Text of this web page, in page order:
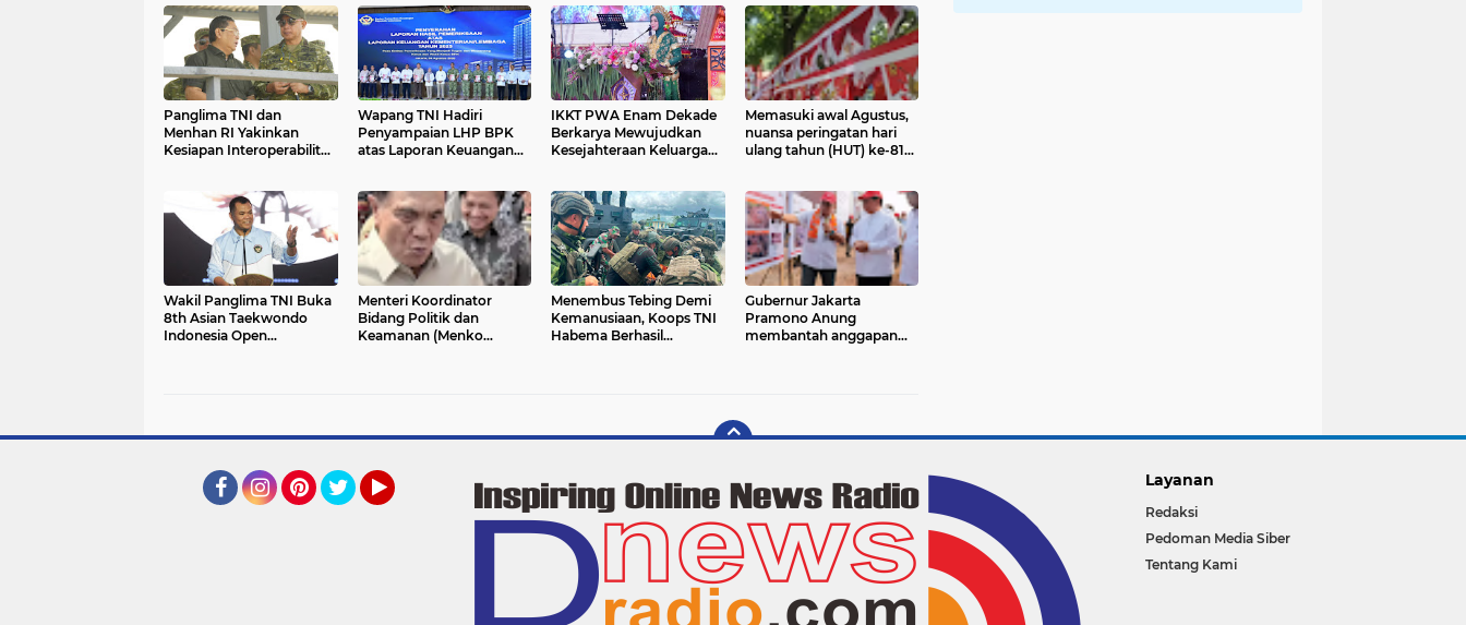
Panglima TNI dan
Menhan RI Yakinkan
Kesiapan Interoperabilitas
Wapang TNI Hadiri
Penyampaian LHP BPK
atas Laporan Keuangan
IKKT PWA Enam Dekade
Berkarya Mewujudkan
Kesejahteraan Keluarga
Memasuki awal Agustus,
nuansa peringatan hari
ulang tahun (HUT) ke-81
Wakil Panglima TNI Buka
8th Asian Taekwondo
Indonesia Open
Menteri Koordinator
Bidang Politik dan
Keamanan (Menko
menyeluruh dan tidak
Menembus Tebing Demi
Kemanusiaan, Koops TNI
Habema Berhasil
Gubernur Jakarta
Pramono Anung
membantah anggapan
Layanan
Redaksi
Pedoman Media Siber
Tentang Kami